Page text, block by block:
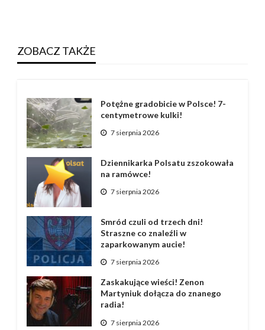
ZOBACZ TAKŻE
Potężne gradobicie w Polsce! 7-
centymetrowe kulki!
7 sierpnia 2026
Dziennikarka Polsatu zszokowała
na ramówce!
7 sierpnia 2026
Smród czuli od trzech dni!
Straszne co znaleźli w
zaparkowanym aucie!
7 sierpnia 2026
Zaskakujące wieści! Zenon
Martyniuk dołącza do znanego
radia!
7 sierpnia 2026